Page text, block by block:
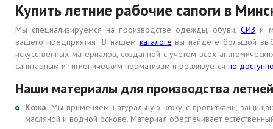
Купить летние рабочие сапоги в
Мы специализируемся на производстве одежды, обуви,СИЗ и
вашего предприятия! В нашем каталоге вы найдете большой
искусственных материалов, созданной с учетом всех
санитарным и гигиеническим нормативам и реализуется по
Наши материалы для производства
Кожа. Мы применяем натуральную кожу с пропитками,
масляной и водной основе. Материал обеспечивает